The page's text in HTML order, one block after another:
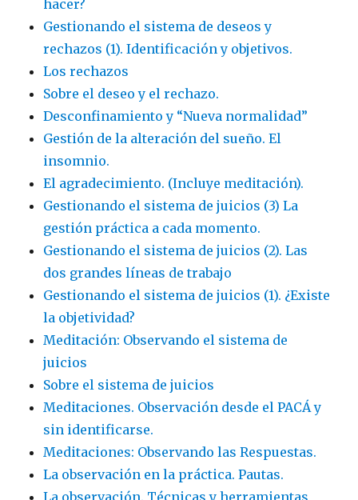
hacer?
Gestionando el sistema de deseos y
rechazos (1). Identificación y objetivos.
Los rechazos
Sobre el deseo y el rechazo.
Desconfinamiento y “Nueva normalidad”
Gestión de la alteración del sueño. El
insomnio.
El agradecimiento. (Incluye meditación).
Gestionando el sistema de juicios (3) La
gestión práctica a cada momento.
Gestionando el sistema de juicios (2). Las
dos grandes líneas de trabajo
Gestionando el sistema de juicios (1). ¿Existe
la objetividad?
Meditación: Observando el sistema de
juicios
Sobre el sistema de juicios
Meditaciones. Observación desde el PACÁ y
sin identificarse.
Meditaciones: Observando las Respuestas.
La observación en la práctica. Pautas.
La observación. Técnicas y herramientas